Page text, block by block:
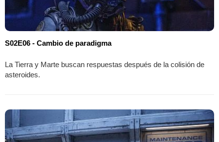
S02E06 - Cambio de paradigma
La Tierra y Marte buscan respuestas después de la colisión de
asteroides.